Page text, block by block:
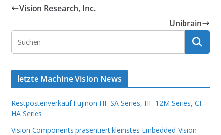
Vision Research, Inc.
Unibrain
letzte Machine Vision News
Restpostenverkauf Fujinon HF-SA Series, HF-12M Series, CF-
HA Series
Vision Components präsentiert kleinstes Embedded-Vision-